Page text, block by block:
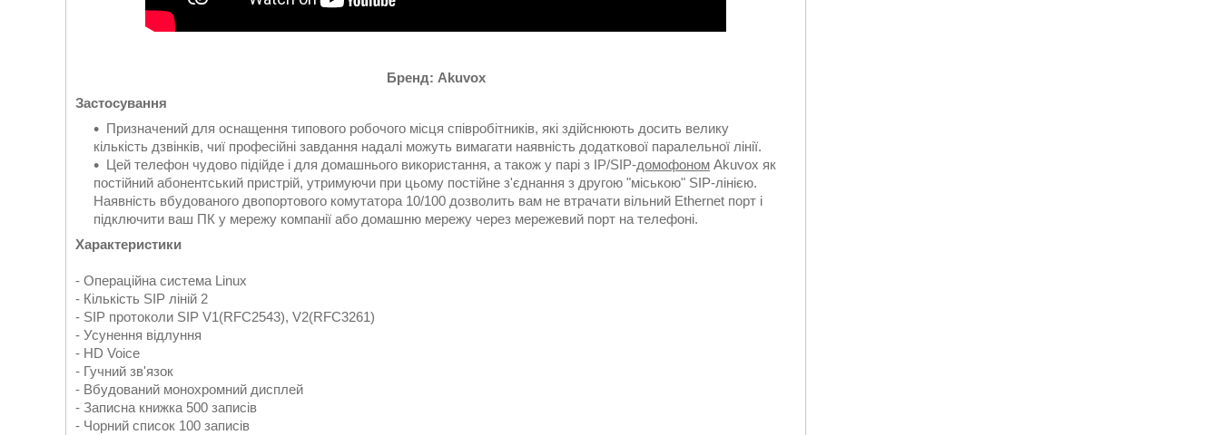
Бренд: Akuvox
Застосування
Призначений для оснащення типового робочого місця співробітників, які здійснюють досить велику
кількість дзвінків, чиї професійні завдання надалі можуть вимагати наявність додаткової паралельної лінії.
Цей телефон чудово підійде і для домашнього використання, а також у парі з IP/SIP-домофоном Akuvox як
постійний абонентський пристрій, утримуючи при цьому постійне з'єднання з другою "міською" SIP-лінією.
Наявність вбудованого двопортового комутатора 10/100 дозволить вам не втрачати вільний Ethernet порт і
підключити ваш ПК у мережу компанії або домашню мережу через мережевий порт на телефоні.
Характеристики
- Операційна система Linux
- Кількість SIP ліній 2
- SIP протоколи SIP V1(RFC2543), V2(RFC3261)
- Усунення відлуння
- HD Voice
- Гучний зв'язок
- Вбудований монохромний дисплей
- Записна книжка 500 записів
- Чорний список 100 записів